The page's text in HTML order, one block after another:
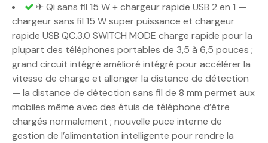
✈ Qi sans fil 15 W + chargeur rapide USB 2 en 1 —
chargeur sans fil 15 W super puissance et chargeur
rapide USB QC.3.0 SWITCH MODE charge rapide pour la
plupart des téléphones portables de 3,5 à 6,5 pouces ;
grand circuit intégré amélioré intégré pour accélérer la
vitesse de charge et allonger la distance de détection
— la distance de détection sans fil de 8 mm permet aux
mobiles même avec des étuis de téléphone d’être
chargés normalement ; nouvelle puce interne de
gestion de l’alimentation intelligente pour rendre la